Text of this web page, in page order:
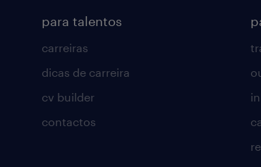
para talentos
carreiras
dicas de carreira
cv builder
contactos